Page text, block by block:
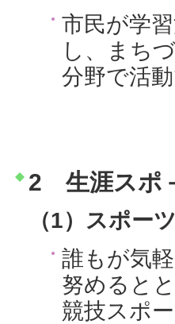
市民が学
し、まち
分野で活
2 生涯スポ
（1）スポー
誰もが気
努めると
競技スポ